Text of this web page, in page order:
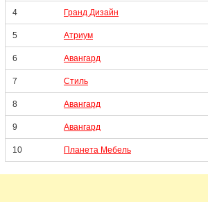
4 Гранд Дизайн
5 Атриум
6 Авангард
7 Стиль
8 Авангард
9 Авангард
10 Планета Мебель